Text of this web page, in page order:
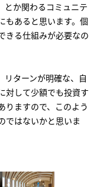
とか関わるコミュニテ
もあると思います。個
きる仕組みが必要なの
リターンが明確な、自
対して少額でも投資す
りますので、このよう
ではないかと思いま